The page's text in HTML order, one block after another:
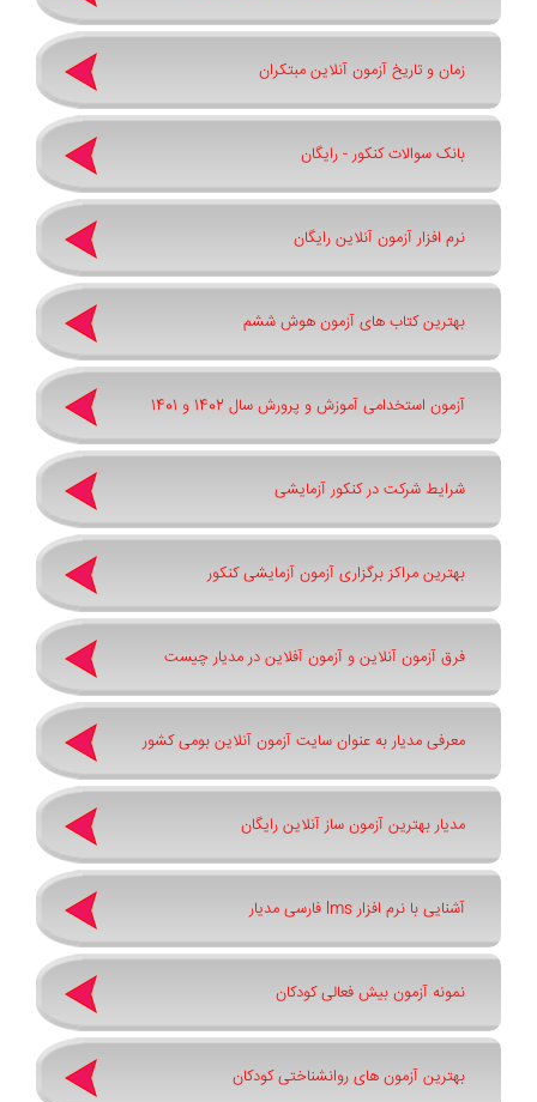
زمان و تاریخ آزمون آنلاین مبتکران
بانک سوالات کنکور - رایگان
نرم افزار آزمون آنلاین رایگان
بهترین کتاب های آزمون هوش ششم
آزمون استخدامی آموزش و پرورش سال 1402 و 1401
شرایط شرکت در کنکور آزمایشی
بهترین مراکز برگزاری آزمون آزمایشی کنکور
فرق آزمون آنلاین و آزمون آفلاین در مدیار چیست
معرفی مدیار به عنوان سایت آزمون آنلاین بومی کشور
مدیار بهترین آزمون ساز آنلاین رایگان
آشنایی با نرم افزار lms فارسی مدیار
نمونه آزمون بیش فعالی کودکان
بهترین آزمون های روانشناختی کودکان